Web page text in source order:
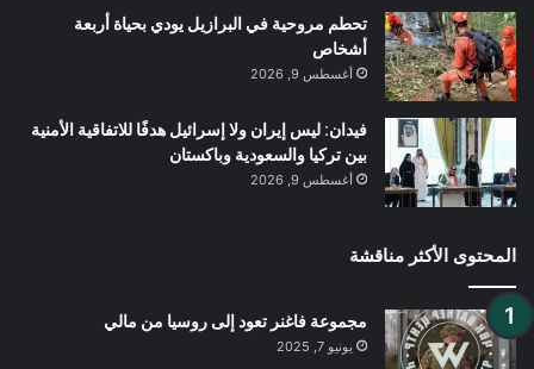
تحطم مروحية في البرازيل يودي بحياة أربعة
أشخاص
أغسطس 9, 2026
فيدان: ليس إيران ولا إسرائيل هدفًا للاتفاقية الأمنية
بين تركيا والسعودية وباكستان
أغسطس 9, 2026
المحتوى الأكثر مناقشة
مجموعة فاغنر تعود إلى روسيا من مالي
يونيو 7, 2025